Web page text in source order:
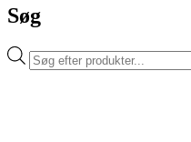
Søg
Products
search